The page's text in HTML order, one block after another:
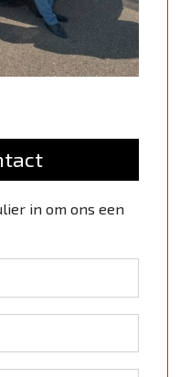
in om ons een